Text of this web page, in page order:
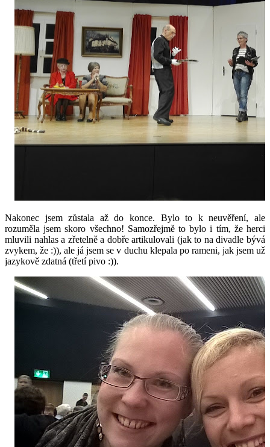
Nakonec jsem zůstala až do konce. Bylo to k neuvěření, ale
rozuměla jsem skoro všechno! Samozřejmě to bylo i tím, že herci
mluvili nahlas a zřetelně a dobře artikulovali (jak to na divadle bývá
zvykem, že :)), ale já jsem se v duchu klepala po rameni, jak jsem už
jazykově zdatná (třetí pivo :)).